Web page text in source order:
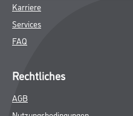
Karriere
Services
FAQ
Rechtliches
AGB